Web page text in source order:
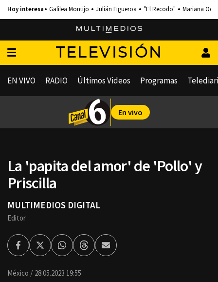
Galilea Montijo Julián Figueroa "El Recodo" Mariana
TELEVISIÓN
EN VIVO RADIO Últimos Videos Programas
En vivo
La 'papita del amor' de 'Pollo' y
Priscilla
MULTIMEDIOS DIGITAL
Editor
FacebookTwitterWhatsappThreadsEnviar
por
México 28.05.2023 19:55